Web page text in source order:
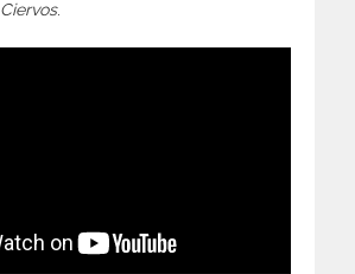
Ciervos.